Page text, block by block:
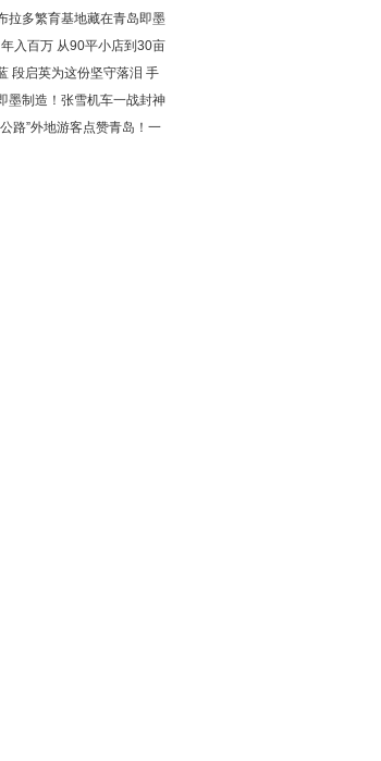
拉多繁育基地藏在青岛即墨
位数
入百万 从90平小店到30亩
大王”带动乡邻增收
段启英为这份坚守落泪 手
不了
墨制造！张雪机车一战封神
增100%
路”外地游客点赞青岛！一